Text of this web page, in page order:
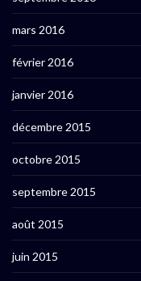
mars 2016
février 2016
janvier 2016
décembre 2015
octobre 2015
septembre 2015
août 2015
juin 2015